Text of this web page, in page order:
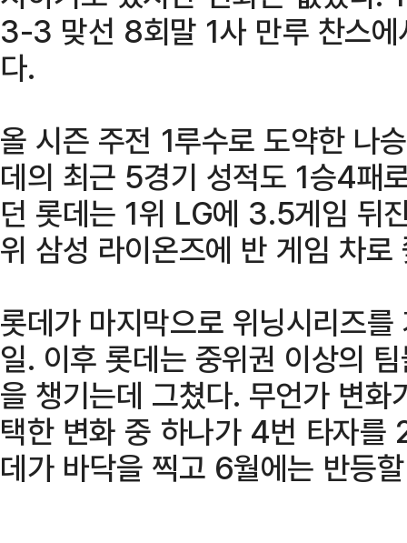
3-3 맞선 8회말 1사 만루 찬스에
다.
올 시즌 주전 1루수로 도약한 나
데의 최근 5경기 성적도 1승4패
던 롯데는 1위 LG에 3.5게임 뒤
위 삼성 라이온즈에 반 게임 차로
롯데가 마지막으로 위닝시리즈
일. 이후 롯데는 중위권 이상의
을 챙기는데 그쳤다. 무언가 변
택한 변화 중 하나가 4번 타자를
데가 바닥을 찍고 6월에는 반등